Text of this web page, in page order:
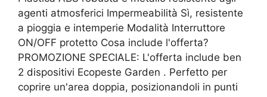
agenti atmosferici Impermeabilità Sì, resistente
a pioggia e intemperie Modalità Interruttore
ON/OFF protetto Cosa include l'offerta?
PROMOZIONE SPECIALE: L'offerta include ben
2 dispositivi Ecopeste Garden . Perfetto per
coprire un'area doppia, posizionandoli in punti